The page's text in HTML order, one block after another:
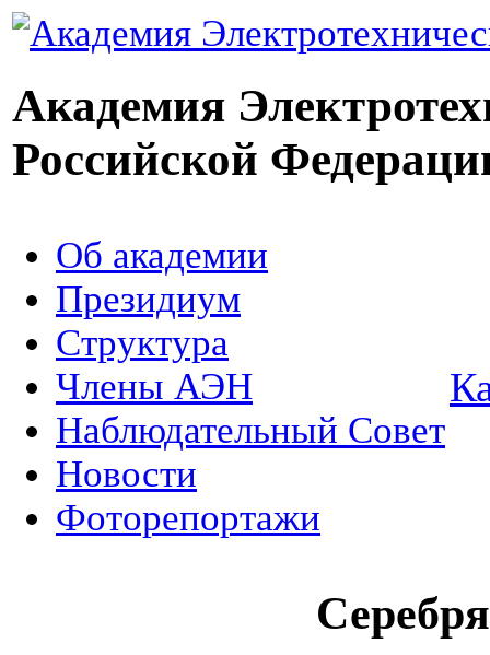
Академия
Российской
Об академии
Президиум
Структура
Члены АЭН
Наблюдательный Совет
Новости
Фоторепортажи